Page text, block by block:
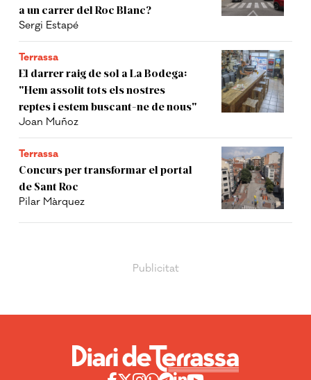
a un carrer del Roc Blanc?
Sergi Estapé
Terrassa
El darrer raig de sol a La Bodega:
"Hem assolit tots els nostres
reptes i estem buscant-ne de nous"
Joan Muñoz
Terrassa
Concurs per transformar el portal
de Sant Roc
Pilar Màrquez